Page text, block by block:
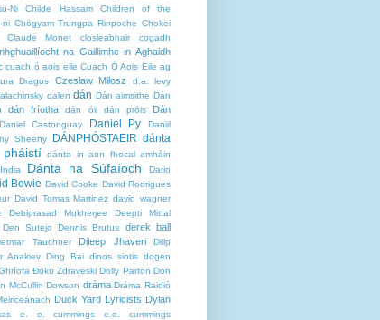
Ni Childe Hassam
Children of the
ni Chögyam Trungpa Rinpoche Chokei
Claude Monet closleabhair cogadh
na Gaillimhe in Aghaidh
cuach ó aois eile Cuach Ó Aois Eile ag
Dragos Czesław Miłosz
d.a. levy
dalen dán Dán aimsithe Dán
dán fríotha dán óil dán próis
Dán
Daniel Castonguay Daniel Py
Daniil
Sheehy DÁNPHÓSTAEIR dánta
dánta in aon fhocal amháin
Dánta na Súfaíoch
Dario
Bowie David Cooke David Rodrigues
David Tomas Martinez david wagner
Debiprasad Mukherjee
Deepti Mittal
Den Sutejo Dennis Brutus derek ball
Tauchner Dileep Jhaveri
Dilip
Anakiev Ding Bai dinos siotis dogen
Đoko Zdraveski Dolly Parton Don
McCullin Dowson dráma Dráma Raidió
Duck Yard Lyricists Dylan
e. e. cummings e.e. cummings